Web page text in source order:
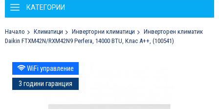
КАТЕГОРИИ
Начало Климатици Инверторни климатици
Инверторен климатик
Daikin FTXM42N/RXM42N9 Perfera, 14000 BTU, Клас A++, (100541)
Преминете
към
края
на
WiFi управление
3 години гаранция